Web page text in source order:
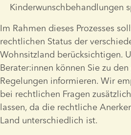
Kinderwunschbehandlungen
Im Rahmen dieses Prozesses
rechtlichen Status der
Wohnsitzland berücksichtigen.
Berater:innen können Sie zu
Regelungen informieren. Wir
bei rechtlichen Fragen
lassen, da die rechtliche
Land unterschiedlich ist.